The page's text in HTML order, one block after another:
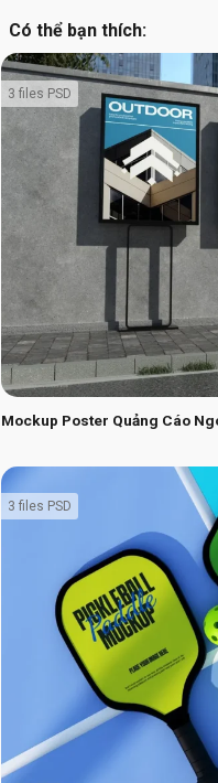
Có thể bạn thích:
Mockup Poster Quảng Cáo
3 files PSD
3 files PSD